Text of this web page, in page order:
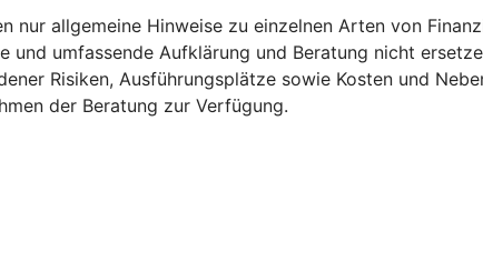
nur allgemeine Hinweise zu einzelnen Arten von
und umfassende Aufklärung und Beratung nicht
Risiken, Ausführungsplätze sowie Kosten und
der Beratung zur Verfügung.